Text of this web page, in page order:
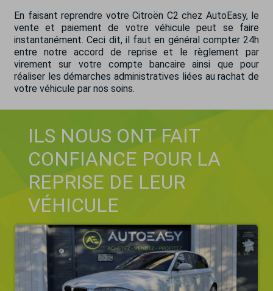
En faisant reprendre votre Citroën C2 chez AutoEasy, le
vente et paiement de votre véhicule peut se faire
instantanément. Ceci dit, il faut en général compter 24h
entre notre accord de reprise et le règlement par
virement sur votre compte bancaire ainsi que pour
réaliser les démarches administratives liées au rachat de
votre véhicule par nos soins.
ILS NOUS ONT FAIT
CONFIANCE POUR LA
REPRISE DE LEUR
VÉHICULE